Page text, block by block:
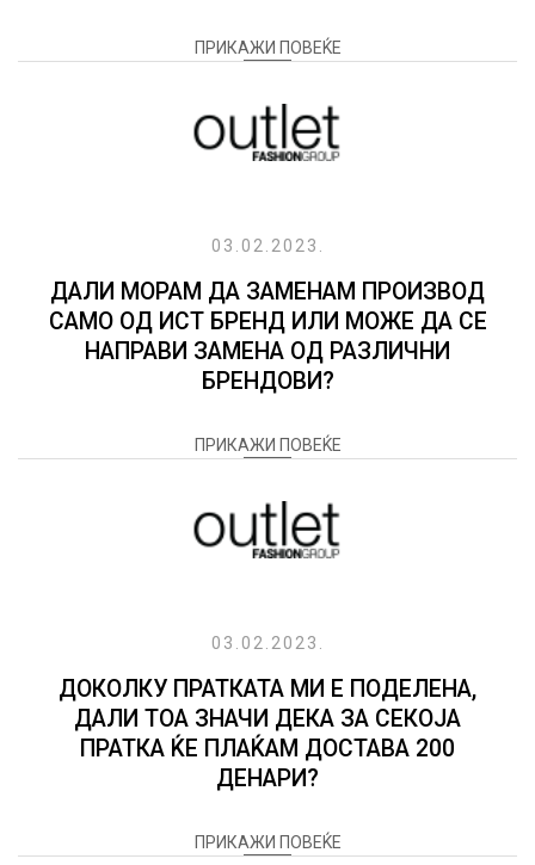
ПРИКАЖИ ПОВЕЌЕ
03.02.2023.
ДАЛИ МОРАМ ДА ЗАМЕНАМ ПРОИЗВОД
САМО ОД ИСТ БРЕНД ИЛИ МОЖЕ ДА СЕ
НАПРАВИ ЗАМЕНА ОД РАЗЛИЧНИ
БРЕНДОВИ?
ПРИКАЖИ ПОВЕЌЕ
03.02.2023.
ДОКОЛКУ ПРАТКАТА МИ Е ПОДЕЛЕНА,
ДАЛИ ТОА ЗНАЧИ ДЕКА ЗА СЕКОЈА
ПРАТКА ЌЕ ПЛАЌАМ ДОСТАВА 200
ДЕНАРИ?
ПРИКАЖИ ПОВЕЌЕ